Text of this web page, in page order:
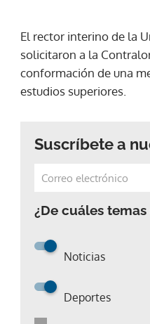
El rector interino de la
solicitaron a la
conformación de una
estudios superiores.
Suscríbete a
¿De cuáles
Noticias
Deportes